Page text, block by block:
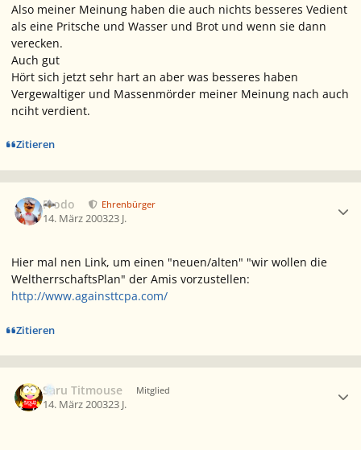
Also meiner Meinung haben die auch nichts besseres Vedient
als eine Pritsche und Wasser und Brot und wenn sie dann
verecken.
Auch gut
Hört sich jetzt sehr hart an aber was besseres haben
Vergewaltiger und Massenmörder meiner Meinung nach auch
nciht verdient.
Zitieren
Frodo Ehrenbürger
14. März 200323 J.
Hier mal nen Link, um einen "neuen/alten" "wir wollen die
WeltherrschaftsPlan" der Amis vorzustellen:
http://www.againsttcpa.com/
Zitieren
Saru Titmouse Mitglied
14. März 200323 J.